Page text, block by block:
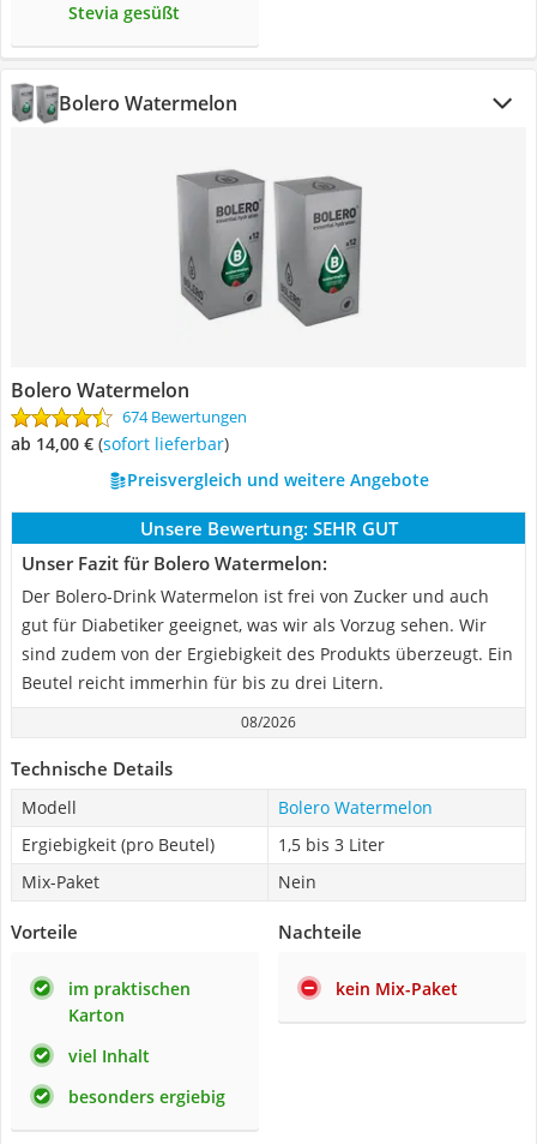
Stevia gesüßt
Bolero Watermelon
Bolero Watermelon
674 Bewertungen
ab 14,00 € ( Sofort lieferbar)
Preisvergleich und weitere Angebote
Unsere Bewertung: SEHR GUT
Unser Fazit für Bolero Watermelon:
Der Bolero-Drink Watermelon ist frei von Zucker und auch
gut für Diabetiker geeignet, was wir als Vorzug sehen. Wir
sind zudem von der Ergiebigkeit des Produkts überzeugt. Ein
Beutel reicht immerhin für bis zu drei Litern.
08/2026
Technische Details
Modell
Bolero Watermelon
Ergiebigkeit (pro Beutel)
1,5 bis 3 Liter
Mix-Paket
Nein
Vorteile
im praktischen
Karton
viel Inhalt
besonders ergiebig
Nachteile
kein Mix-Paket